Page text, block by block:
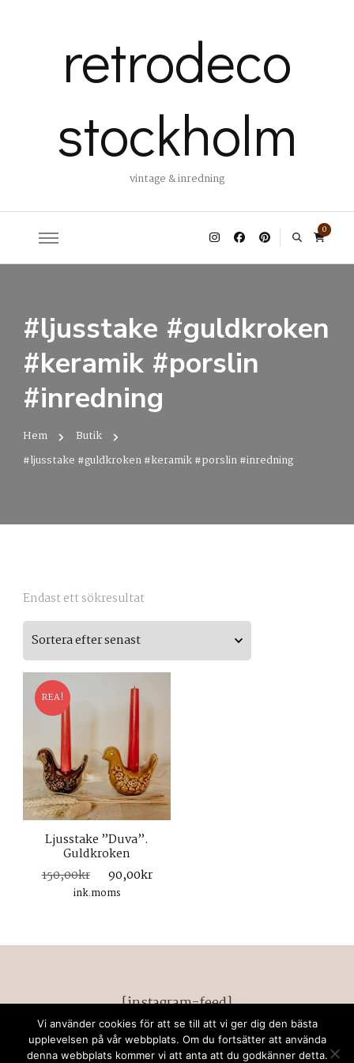
retrodeco
stockholm
vintage & inredning
0
#ljusstake #guldkroken
#keramik #porslin
#inredning
Hem
Butik
#ljusstake #guldkroken #keramik #porslin #inredning
Endast ett sökresultat
REA!
Ljusstake ”Duva”.
Guldkroken
150,00kr
Det
ursprungliga
150,00kr.
90,00kr
90,00kr.
ink.moms
[instagram-feed]
© Upphovsrätt 2026retrodeco stockholm. Alla
rättigheter förbehållna. Chic Lite | Utvecklad avRara
Vi använder cookies för att se till att vi ger dig den bästa
upplevelsen på vår webbplats. Om du fortsätter att använda
denna webbplats kommer vi att anta att du godkänner detta.